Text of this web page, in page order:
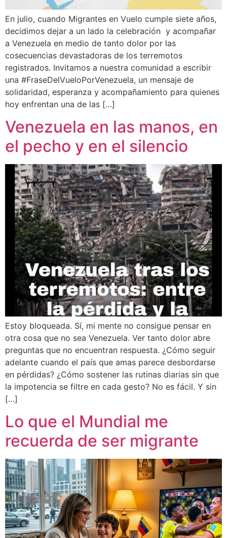
En julio, cuando Migrantes en Vuelo cumple siete años,
decidimos dejar a un lado la celebración y acompañar
a Venezuela en medio de tanto dolor por las
cosecuencias devastadoras de los terremotos
registrados. Invitamos a nuestra comunidad a escribir
una #FraseDelVueloPorVenezuela, un mensaje de
solidaridad, esperanza y acompañamiento para quienes
hoy enfrentan una de las […]
Venezuela en las manos, en
el pecho y en el silencio
Estoy bloqueada. Sí, mi mente no consigue pensar en
otra cosa que no sea Venezuela. Ver tanto dolor abre
preguntas que no encuentran respuesta. ¿Cómo seguir
adelante cuando el país que amas parece desbordarse
en pérdidas? ¿Cómo sostener las rutinas diarias sin que
la impotencia se filtre en cada gesto? No es fácil. Y sin
[…]
Lo que el Mundial me
recuerda de ser migrante